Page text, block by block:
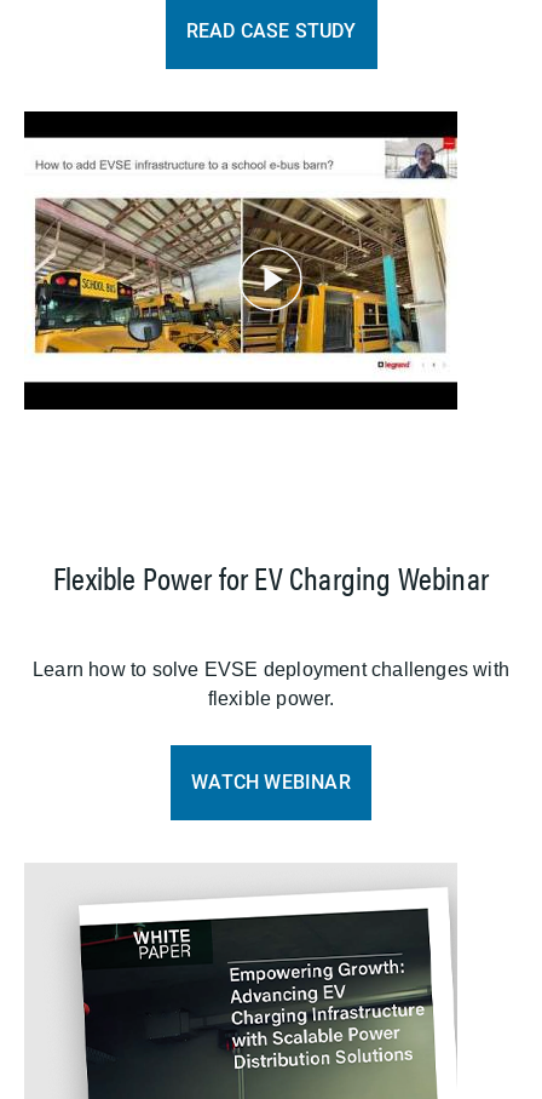
READ CASE STUDY
Flexible Power for EV Charging Webinar
Learn how to solve EVSE deployment challenges with
flexible power.
WATCH WEBINAR